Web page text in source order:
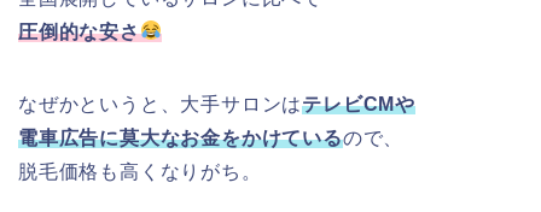
圧倒的な安さ
なぜかというと、大手サロンはテレビCMや
電車広告に莫大なお金をかけているので、
脱毛価格も高くなりがち。